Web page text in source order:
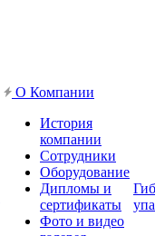
О Компании
История
компании
Сотрудники
Оборудование
Дипломы и
сертификаты
Фото и видео